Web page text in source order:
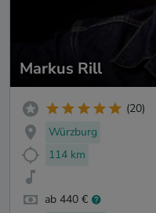
Markus Rill
(20)
Würzburg
114 km
ab 440 €